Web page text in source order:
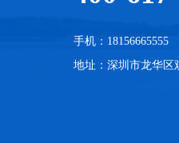
手机：18156665555
地址：深圳市龙华区